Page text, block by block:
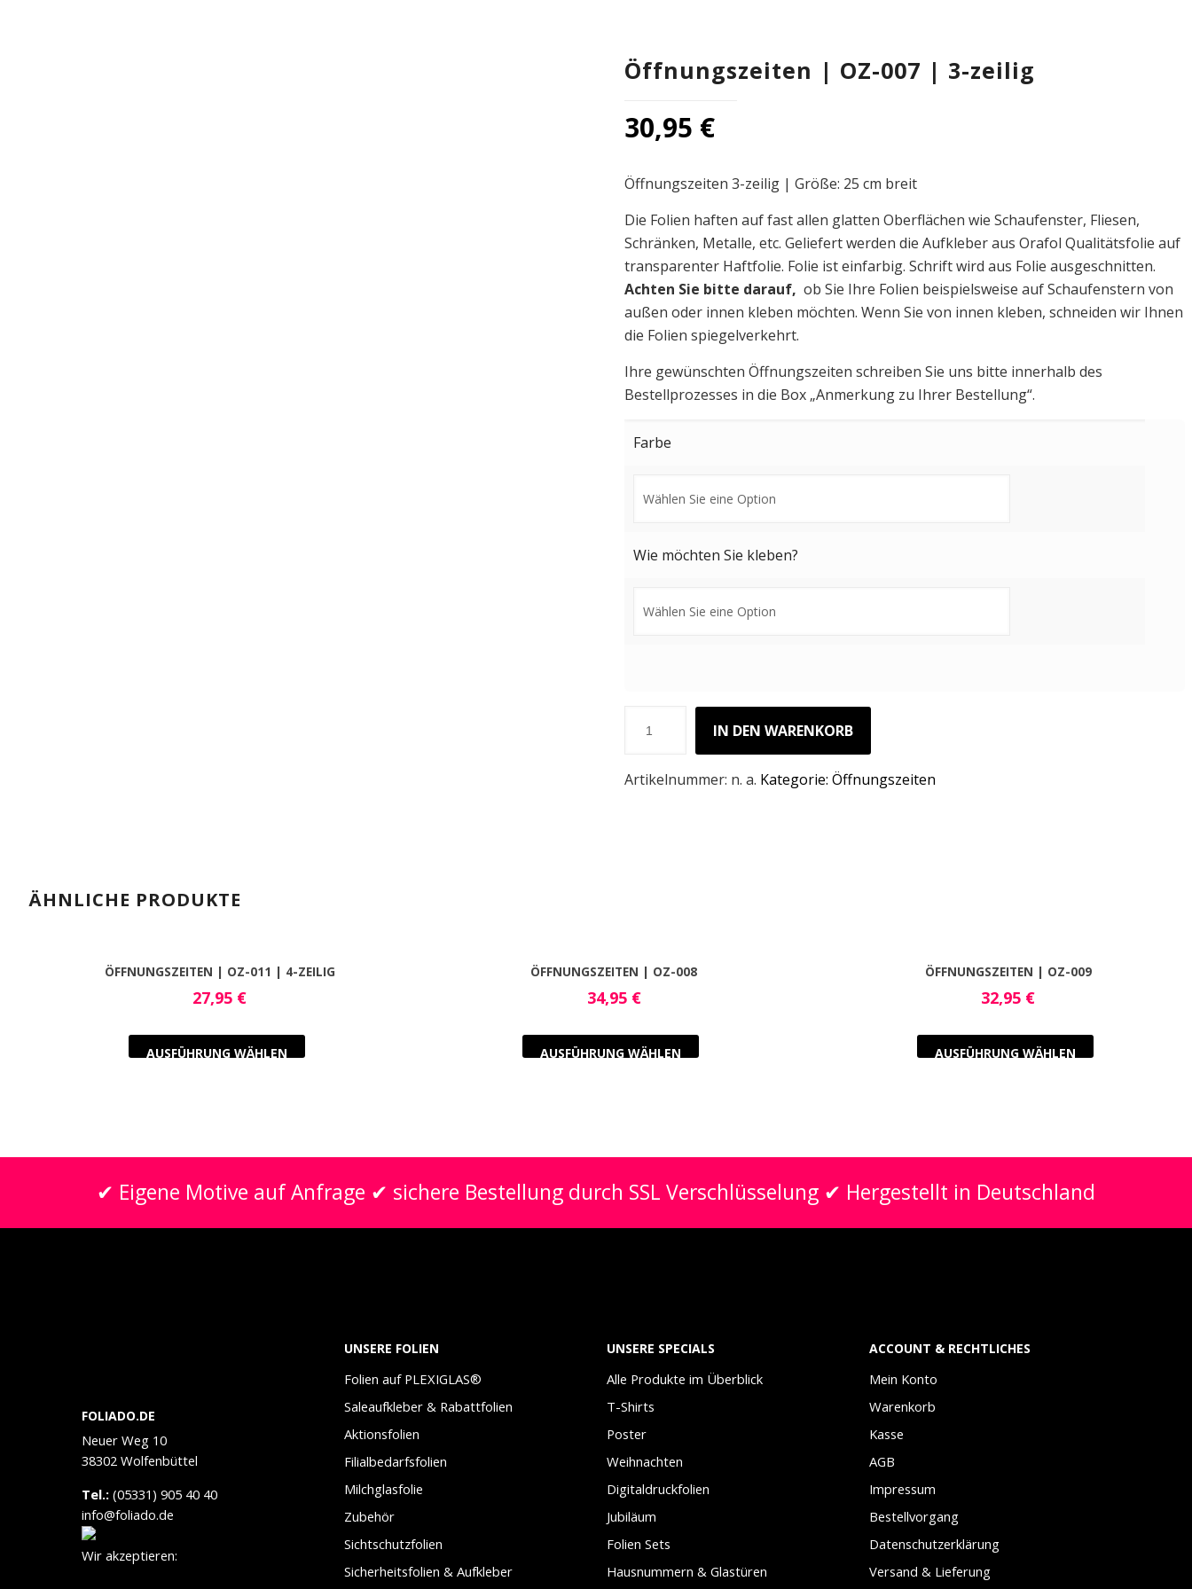
Öffnungszeiten | OZ-007 | 3-zeilig
30,95 €
Öffnungszeiten 3-zeilig | Größe: 25 cm breit
Die Folien haften auf fast allen glatten Oberflächen wie Schaufenster, Fliesen,
Schränken, Metalle, etc. Geliefert werden die Aufkleber aus Orafol Qualitätsfolie auf
transparenter Haftfolie. Folie ist einfarbig. Schrift wird aus Folie ausgeschnitten.
Achten Sie bitte darauf, ob Sie Ihre Folien beispielsweise auf Schaufenstern von
außen oder innen kleben möchten. Wenn Sie von innen kleben, schneiden wir Ihnen
die Folien spiegelverkehrt.
Ihre gewünschten Öffnungszeiten schreiben Sie uns bitte innerhalb des
Bestellprozesses in die Box „Anmerkung zu Ihrer Bestellung“.
Farbe
Wie möchten Sie kleben?
IN DEN WARENKORB
Artikelnummer: n. a. Kategorie:Öffnungszeiten
ÄHNLICHE PRODUKTE
ÖFFNUNGSZEITEN | OZ-011 | 4-ZEILIG
27,95 €
AUSFÜHRUNG WÄHLEN
ÖFFNUNGSZEITEN | OZ-008
34,95 €
AUSFÜHRUNG WÄHLEN
ÖFFNUNGSZEITEN | OZ-009
32,95 €
AUSFÜHRUNG WÄHLEN
✔ Eigene Motive auf Anfrage ✔ sichere Bestellung durch SSL Verschlüsselung ✔ Hergestellt in Deutschland
FOLIADO.DE
Neuer Weg 10
38302 Wolfenbüttel
Tel.:(05331) 905 40 40
info@foliado.de
Wir akzeptieren:
UNSERE FOLIEN
Folien auf PLEXIGLAS®
Saleaufkleber & Rabattfolien
Aktionsfolien
Filialbedarfsfolien
Milchglasfolie
Zubehör
Sichtschutzfolien
Sicherheitsfolien & Aufkleber
UNSERE SPECIALS
Alle Produkte im Überblick
T-Shirts
Poster
Weihnachten
Digitaldruckfolien
Jubiläum
Folien Sets
Hausnummern & Glastüren
ACCOUNT & RECHTLICHES
Mein Konto
Warenkorb
Kasse
AGB
Impressum
Bestellvorgang
Datenschutzerklärung
Versand & Lieferung